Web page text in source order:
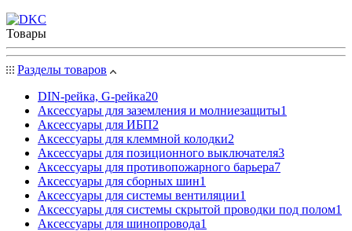
Товары
Разделы товаров
DIN-рейка, G-рейка20
Аксессуары для заземления и молниезащиты1
Аксессуары для ИБП2
Аксессуары для клеммной колодки2
Аксессуары для позиционного выключателя3
Аксессуары для противопожарного барьера7
Аксессуары для сборных шин1
Аксессуары для системы вентиляции1
Аксессуары для системы скрытой проводки под полом1
Аксессуары для шинопровода1